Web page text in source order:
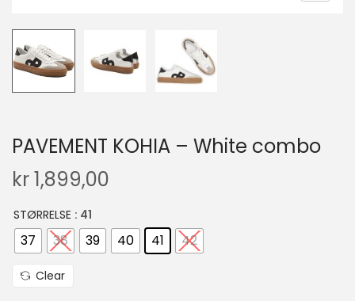
PAVEMENT KOHIA – White combo
kr1,899,00
STØRRELSE : 41
37 38 39 40 41 42
Clear